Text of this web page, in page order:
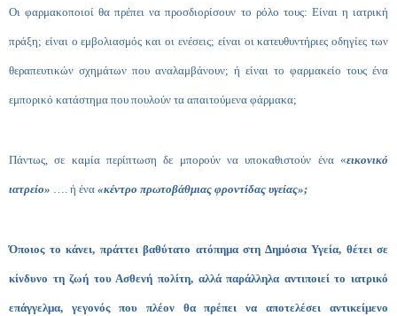
Οι φαρμακοποιοί θα πρέπει να προσδιορίσουν το ρόλο τους: Είναι η ιατρική
πράξη; είναι ο εμβολιασμός και οι ενέσεις; είναι οι κατευθυντήριες οδηγίες των
θεραπευτικών σχημάτων που αναλαμβάνουν; ή είναι το φαρμακείο τους ένα
εμπορικό κατάστημα που πουλούν τα απαιτούμενα φάρμακα;
Πάντως, σε καμία περίπτωση δε μπορούν να υποκαθιστούν ένα «εικονικό
ιατρείο» …. ή ένα «κέντρο πρωτοβάθμιας φροντίδας υγείας»;
Όποιος το κάνει, πράττει βαθύτατο ατόπημα στη Δημόσια Υγεία, θέτει σε
κίνδυνο τη ζωή του Ασθενή πολίτη, αλλά παράλληλα αντιποιεί το ιατρικό
επάγγελμα, γεγονός που πλέον θα πρέπει να αποτελέσει αντικείμενο